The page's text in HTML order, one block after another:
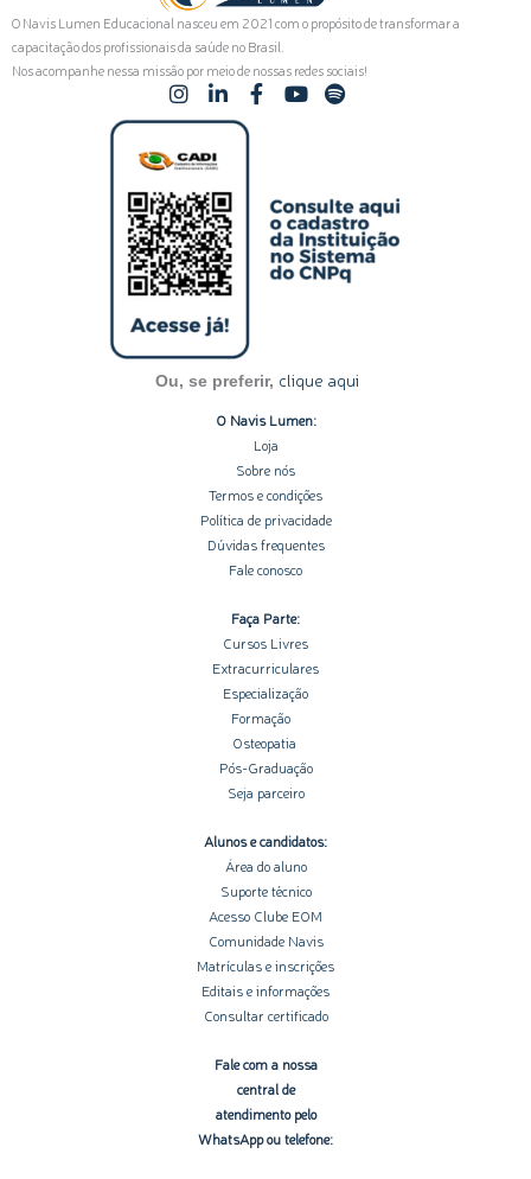
O Navis Lumen Educacional nasceu em 2021 com o propósito de transformar a
capacitação dos profissionais da saúde no Brasil.
Nos acompanhe nessa missão por meio de nossas redes sociais!
I
n
t
a
g
r
a
m
L
i
k
e
d
i
n
-
i
n
F
a
Y
b
e
S
p
f
y
Ou, se preferir, clique aqui
O Navis Lumen:
Loja
Sobre nós
Termos e condições
Política de privacidade
Dúvidas frequentes
Fale conosco
Faça Parte:
Cursos Livres
Extracurriculares
Especialização
Formação
Osteopatia
Pós-Graduação
Seja parceiro
Alunos e candidatos:
Área do aluno
Suporte técnico
Acesso Clube EOM
Comunidade Navis
Matrículas e inscrições
Editais e informações
Consultar certificado
Fale com a nossa
central de
atendimento pelo
WhatsApp ou telefone: